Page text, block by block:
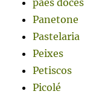
Panetone
Pastelaria
Peixes
Petiscos
Picolé